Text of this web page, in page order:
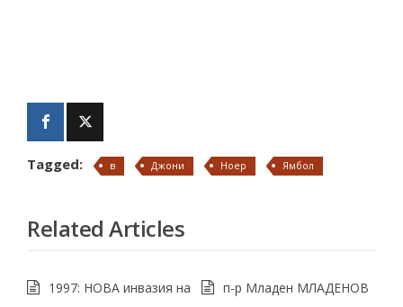
Tagged: в Джони Ноер Ямбол
Related Articles
1997: НОВА инвазия на
п-р Младен МЛАДЕНОВ